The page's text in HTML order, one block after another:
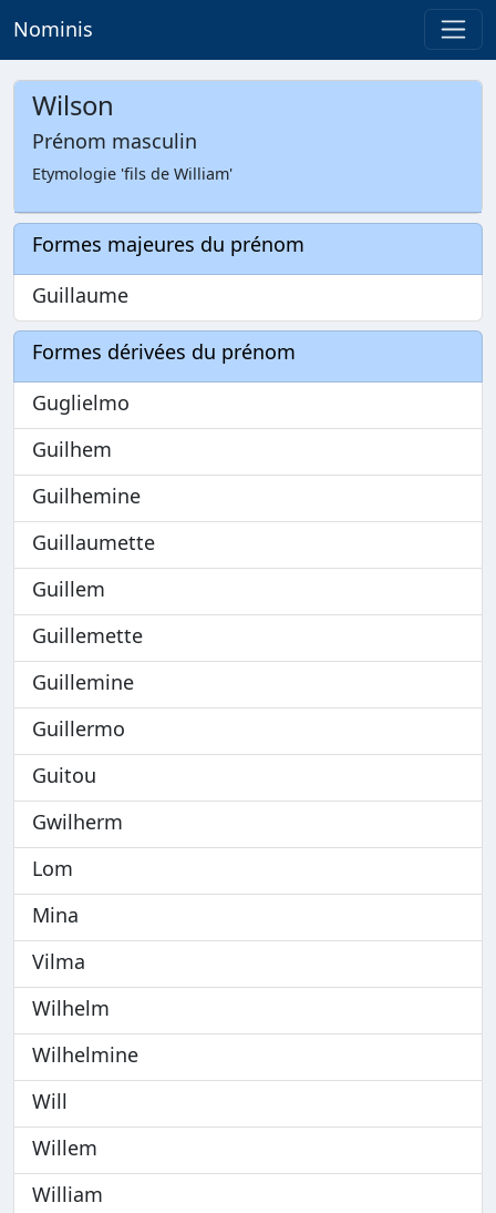
Nominis
Wilson
Prénom masculin
Etymologie 'fils de William'
Formes majeures du prénom
Guillaume
Formes dérivées du prénom
Guglielmo
Guilhem
Guilhemine
Guillaumette
Guillem
Guillemette
Guillemine
Guillermo
Guitou
Gwilherm
Lom
Mina
Vilma
Wilhelm
Wilhelmine
Will
Willem
William